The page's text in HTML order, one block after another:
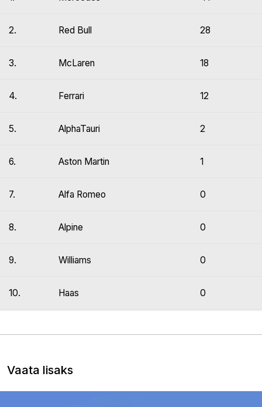
2. Red Bull 28
3. McLaren 18
4. Ferrari 12
5. AlphaTauri 2
6. Aston Martin 1
7. Alfa Romeo 0
8. Alpine 0
9. Williams 0
10. Haas 0
Vaata lisaks